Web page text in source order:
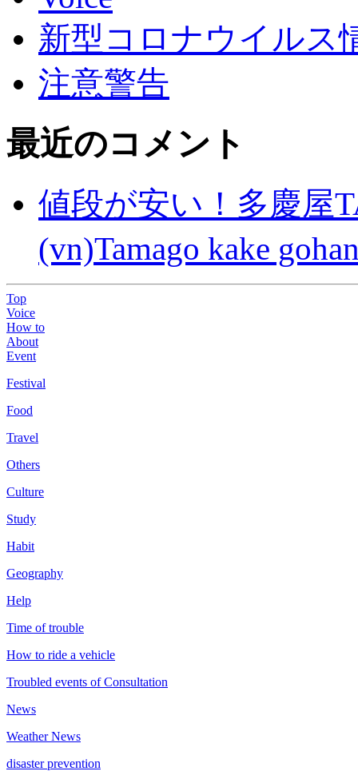
新型コロナウイルス
注意警告
最近のコメント
値段が安い！多慶屋
(vn)Tamago kake
Top
Voice
How to
About
Event
Festival
Food
Travel
Others
Culture
Study
Habit
Geography
Help
Time of trouble
How to ride a vehicle
Troubled events of Consultation
News
Weather News
disaster prevention